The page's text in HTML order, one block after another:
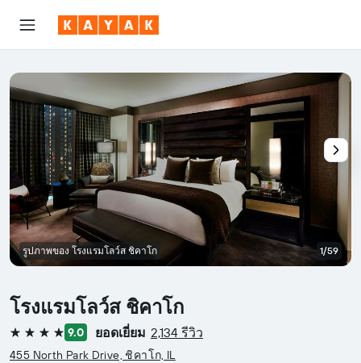
โรงแรมโลว์ส ชิคาโก
4 ดาว 9.0 ยอดเยี่ยม 2,134 รีวิว
455 North Park Drive, ชิคาโก, IL
รูปภาพของ โรงแรมโลว์ส ชิคาโก 1/59